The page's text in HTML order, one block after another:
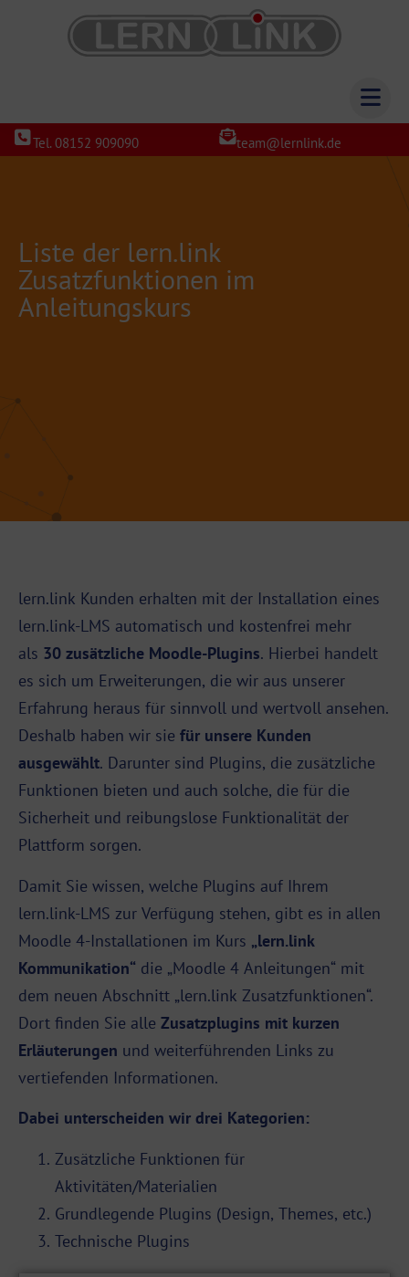
Tel. 08152 909090 team@lernlink.de
Liste der lern.link
Zusatzfunktionen im
Anleitungskurs
lern.link Kunden erhalten mit der Installation eines
lern.link-LMS automatisch und kostenfrei mehr
als 30 zusätzliche Moodle-Plugins. Hierbei handelt
es sich um Erweiterungen, die wir aus unserer
Erfahrung heraus für sinnvoll und wertvoll ansehen.
Deshalb haben wir sie für unsere Kunden
ausgewählt. Darunter sind Plugins, die zusätzliche
Funktionen bieten und auch solche, die für die
Sicherheit und reibungslose Funktionalität der
Plattform sorgen.
Damit Sie wissen, welche Plugins auf Ihrem
lern.link-LMS zur Verfügung stehen, gibt es in allen
Moodle 4-Installationen im Kurs „lern.link
Kommunikation“ die „Moodle 4 Anleitungen“ mit
dem neuen Abschnitt „lern.link Zusatzfunktionen“.
Dort finden Sie alle Zusatzplugins mit kurzen
Erläuterungen und weiterführenden Links zu
vertiefenden Informationen.
Dabei unterscheiden wir drei Kategorien:
Zusätzliche Funktionen für
Aktivitäten/Materialien
Grundlegende Plugins (Design, Themes, etc.)
Technische Plugins